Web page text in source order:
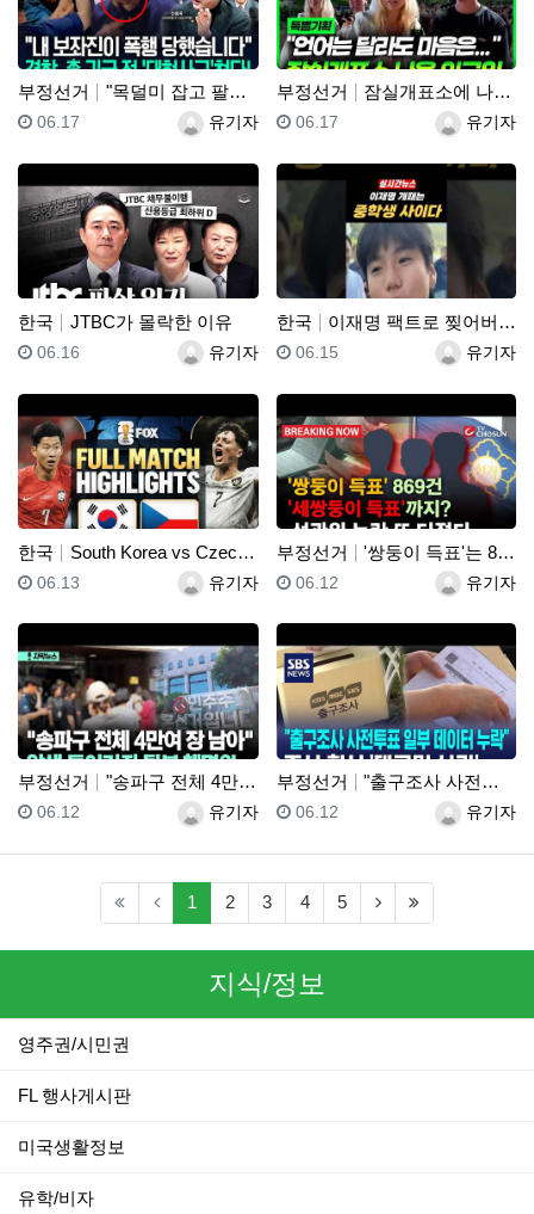
부정선거 "목덜미 잡고 팔목 비틀었다!"…"경찰, 민노총엔 아무…
등록자유기자
등록일
06.17
부정선거 잠실개표소에 나온 외국인
등록자유기자
등록일
06.17
한국 JTBC가 몰락한 이유
등록자유기자
등록일
06.16
한국 이재명 팩트로 찢어버리는 중학생
등록자유기자
등록일
06.15
한국 South Korea vs Czechia Highlig…
등록자유기자
등록일
06.13
부정선거 '쌍둥이 득표'는 869건!! "세쌍둥이 득표"?! 선…
등록자유기자
등록일
06.12
부정선거 "송파구 전체 4만여 장 남아" 압색 들어가자 뒷북 해…
등록자유기자
등록일
06.12
부정선거 "출구조사 사전투표 일부 데이터 누락"..조사 회사 '…
등록자유기자
등록일
06.12
1 (current)
2 3 4 5 (next)
지식/정보
영주권/시민권
FL 행사게시판
미국생활정보
유학/비자